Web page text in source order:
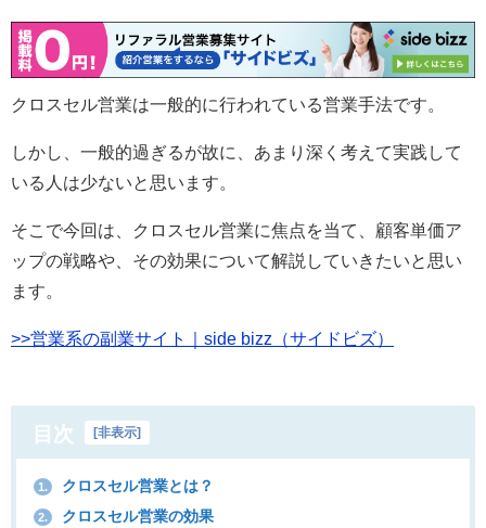
クロスセル営業は一般的に行われている営業手法です。
しかし、一般的過ぎるが故に、あまり深く考えて実践して
いる人は少ないと思います。
そこで今回は、クロスセル営業に焦点を当て、顧客単価ア
ップの戦略や、その効果について解説していきたいと思い
ます。
>>営業系の副業サイト｜side bizz（サイドビズ）
目次 非表示
1. クロスセル営業とは？
2. クロスセル営業の効果